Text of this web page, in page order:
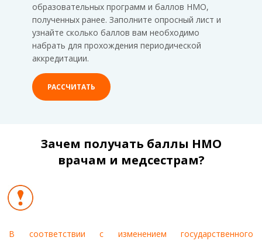
образовательных программ и баллов НМО,
полученных ранее. Заполните опросный лист и
узнайте сколько баллов вам необходимо
набрать для прохождения периодической
аккредитации.
РАССЧИТАТЬ
Зачем получать баллы НМО
врачам и медсестрам?
В соответствии с изменением государственного